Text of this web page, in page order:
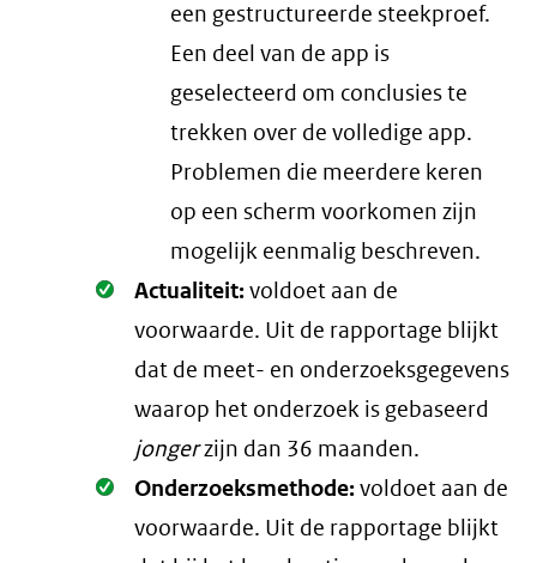
een gestructureerde steekproef.
Een deel van de app is
geselecteerd om conclusies te
trekken over de volledige app.
Problemen die meerdere keren
op een scherm voorkomen zijn
mogelijk eenmalig beschreven.
Oké.
Actualiteit:voldoet aan de
voorwaarde. Uit de rapportage blijkt
dat de meet- en onderzoeksgegevens
waarop het onderzoek is gebaseerd
jongerzijn dan 36 maanden.
Oké.
Onderzoeksmethode:voldoet aan de
voorwaarde. Uit de rapportage blijkt